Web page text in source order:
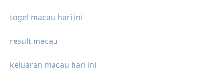
togel macau hari ini
result macau
keluaran macau hari ini